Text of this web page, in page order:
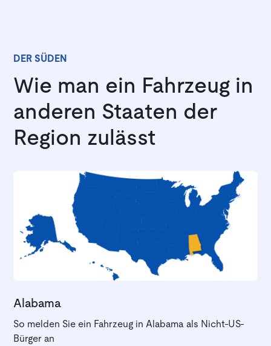
DER SÜDEN
Wie man ein Fahrzeug in
anderen Staaten der
Region zulässt
Alabama
So melden Sie ein Fahrzeug in Alabama als Nicht-US-
Bürger an